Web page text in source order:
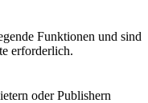
Funktionen und sind
erforderlich.
oder Publishern